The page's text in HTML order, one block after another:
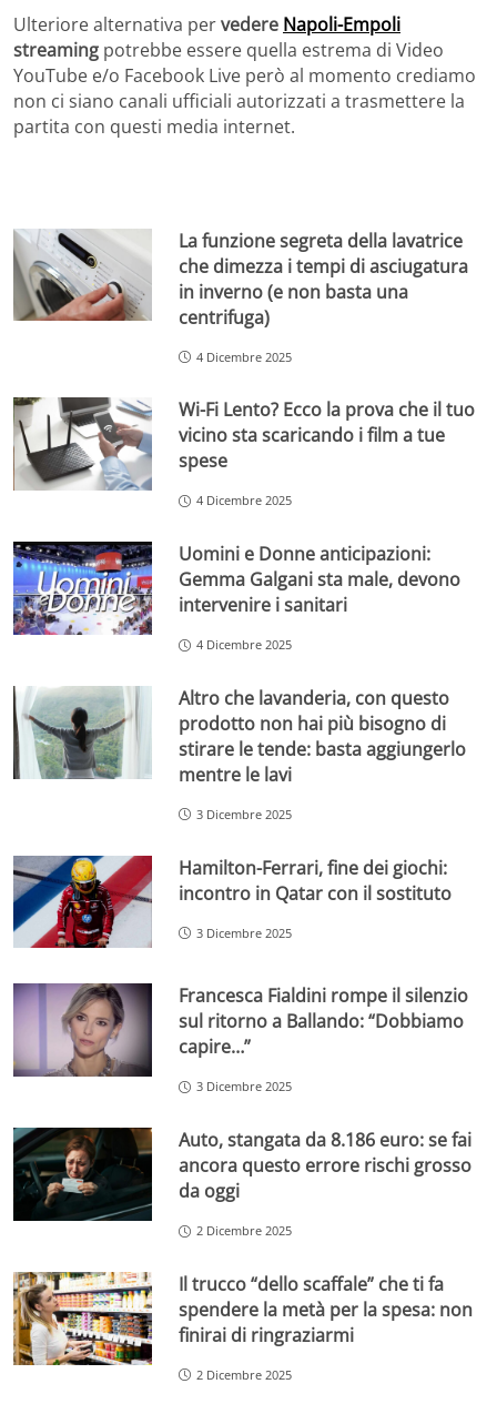
Ulteriore alternativa pervedere Napoli-Empoli
streaming potrebbe essere quella estrema di Video
YouTube e/o Facebook Live però al momento crediamo
non ci siano canali ufficiali autorizzati a trasmettere la
partita con questi media internet.
La funzione segreta della lavatrice
che dimezza i tempi di asciugatura
in inverno (e non basta una
centrifuga)
4 Dicembre 2025
Wi-Fi Lento? Ecco la prova che il tuo
vicino sta scaricando i film a tue
spese
4 Dicembre 2025
Uomini e Donne anticipazioni:
Gemma Galgani sta male, devono
intervenire i sanitari
4 Dicembre 2025
Altro che lavanderia, con questo
prodotto non hai più bisogno di
stirare le tende: basta aggiungerlo
mentre le lavi
3 Dicembre 2025
Hamilton-Ferrari, fine dei giochi:
incontro in Qatar con il sostituto
3 Dicembre 2025
Francesca Fialdini rompe il silenzio
sul ritorno a Ballando: “Dobbiamo
capire…”
3 Dicembre 2025
Auto, stangata da 8.186 euro: se fai
ancora questo errore rischi grosso
da oggi
2 Dicembre 2025
Il trucco “dello scaffale” che ti fa
spendere la metà per la spesa: non
finirai di ringraziarmi
2 Dicembre 2025